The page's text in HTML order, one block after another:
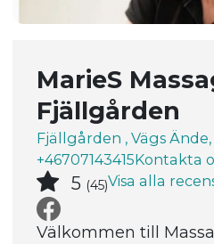
MarieS
Fjällgården
Fjällgården , Vägs
+46707143415Kontakta
5 (45)Visa alla
Välkommen till